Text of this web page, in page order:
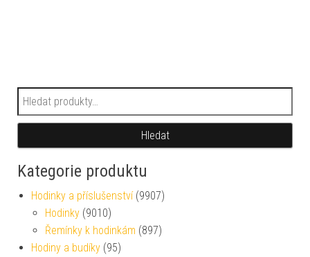
Hledat:
Hledat
Kategorie produktu
Hodinky a příslušenství (9907)
Hodinky (9010)
Řemínky k hodinkám (897)
Hodiny a budíky (95)